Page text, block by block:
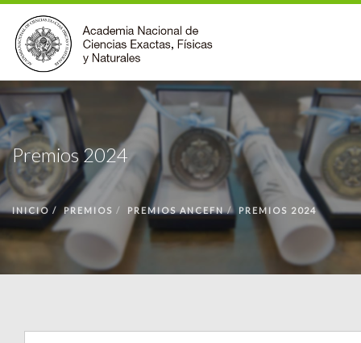
INSTITUCIONAL
ACCIONES
PREMIOS
BECAS
BIBLIOTECA
COMUNIDAD
VOLVER A LA PÁGINA INICIAL
Premios 2024
INICIO PREMIOS PREMIOS ANCEFN PREMIOS 2024